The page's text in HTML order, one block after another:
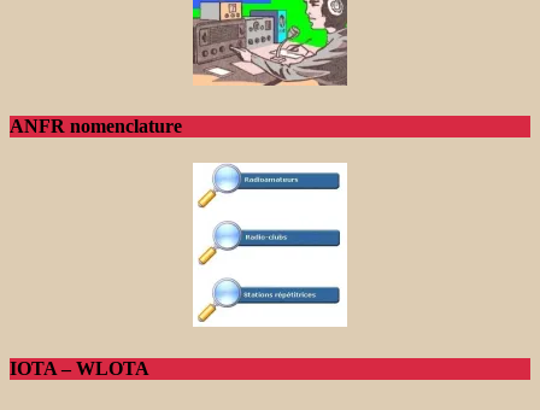
ANFR nomenclature
IOTA – WLOTA